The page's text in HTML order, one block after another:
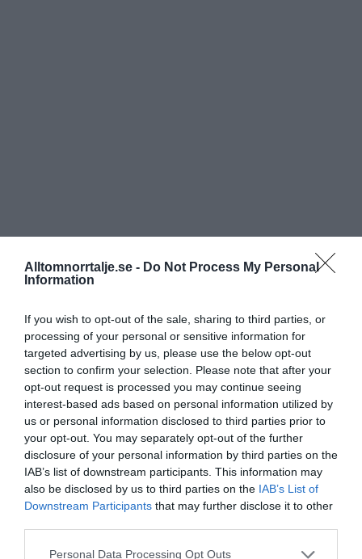
Alltomnorrtalje.se - Do Not Process My Personal
Information
If you wish to opt-out of the sale, sharing to third parties, or
processing of your personal or sensitive information for
targeted advertising by us, please use the below opt-out
section to confirm your selection. Please note that after your
opt-out request is processed you may continue seeing
interest-based ads based on personal information utilized by
us or personal information disclosed to third parties prior to
your opt-out. You may separately opt-out of the further
disclosure of your personal information by third parties on the
IAB’s list of downstream participants. This information may
also be disclosed by us to third parties on the IAB’s List of
Downstream Participants that may further disclose it to other
Personal Data Processing Opt Outs